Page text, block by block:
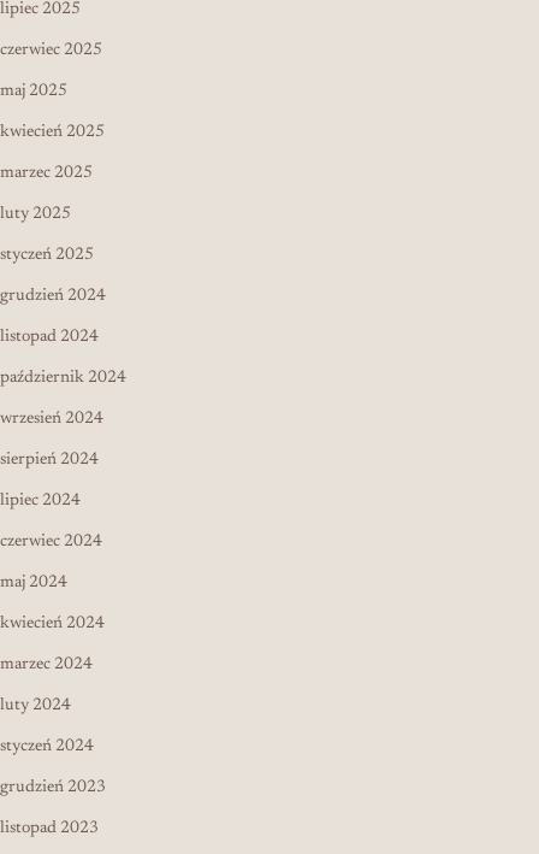
lipiec 2025
czerwiec 2025
maj 2025
kwiecień 2025
marzec 2025
luty 2025
styczeń 2025
grudzień 2024
listopad 2024
październik 2024
wrzesień 2024
sierpień 2024
lipiec 2024
czerwiec 2024
maj 2024
kwiecień 2024
marzec 2024
luty 2024
styczeń 2024
grudzień 2023
listopad 2023